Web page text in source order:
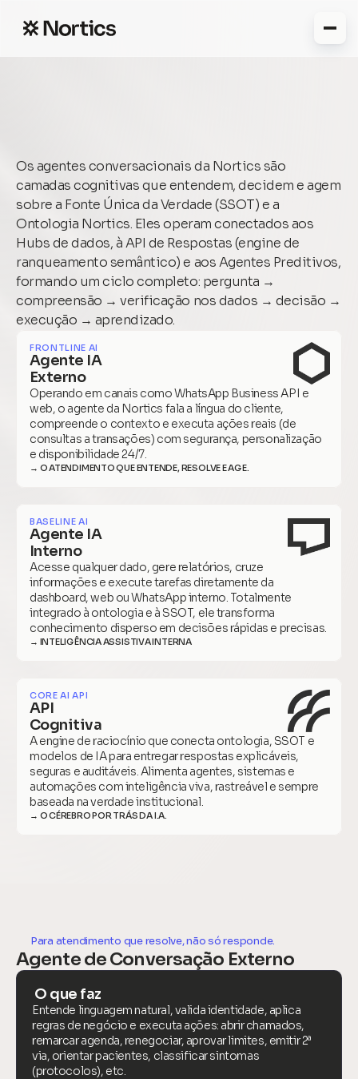
Os agentes conversacionais da Nortics são
camadas cognitivas que entendem, decidem e agem
sobre a Fonte Única da Verdade (SSOT) e a
Ontologia Nortics. Eles operam conectados aos
Hubs de dados, à API de Respostas (engine de
ranqueamento semântico) e aos Agentes Preditivos,
formando um ciclo completo: pergunta →
compreensão → verificação nos dados → decisão →
execução → aprendizado.
FRONTLINE AI
Agente IA
Externo
Operando em canais como WhatsApp Business API e
web, o agente da Nortics fala a língua do cliente,
compreende o contexto e executa ações reais (de
consultas a transações) com segurança, personalização
e disponibilidade 24/7.
→ O ATENDIMENTO QUE ENTENDE, RESOLVE E AGE.
BASELINE AI
Agente IA
Interno
Acesse qualquer dado, gere relatórios, cruze
informações e execute tarefas diretamente da
dashboard, web ou WhatsApp interno. Totalmente
integrado à ontologia e à SSOT, ele transforma
conhecimento disperso em decisões rápidas e precisas.
→ INTELIGÊNCIA ASSISTIVA INTERNA
CORE AI API
API
Cognitiva
A engine de raciocínio que conecta ontologia, SSOT e
modelos de IA para entregar respostas explicáveis,
seguras e auditáveis. Alimenta agentes, sistemas e
automações com inteligência viva, rastreável e sempre
baseada na verdade institucional.
→ O CÉREBRO POR TRÁS DA I.A.
Para atendimento que resolve, não só responde.
Agente de Conversação Externo
O que faz
Entende linguagem natural, valida identidade, aplica
regras de negócio e executa ações: abrir chamados,
remarcar agenda, renegociar, aprovar limites, emitir 2ª
via, orientar pacientes, classificar sintomas
(protocolos), etc.